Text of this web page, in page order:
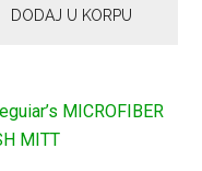
DODAJ U KORPU